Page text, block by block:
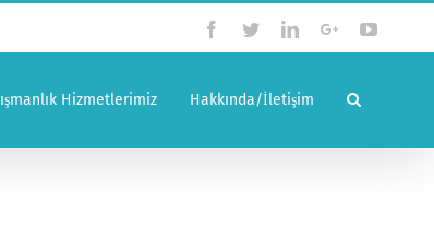
Facebook
TwitterLinkedinGoogle+
Hizmetlerimiz Hakkında/İletişim